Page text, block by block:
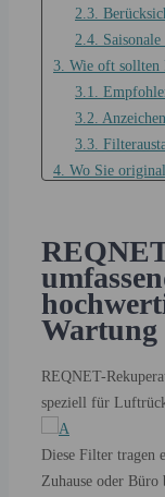
2.3.
2.4.
3. Wie oft sollten
3.1.
3.2.
3.3.
4. Wo Sie
4.3. Bestell-
4.4. Garantie-
5.
6. Häufig
6.2. 2. Wie
6.3. 3. Sind
Lüftungs-/
Wartung
REQNET-
speziell für
Diese Filter tragen
Zuhause oder